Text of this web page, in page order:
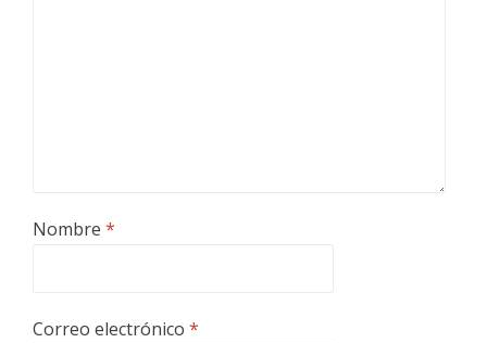
Nombre *
Correo electrónico *